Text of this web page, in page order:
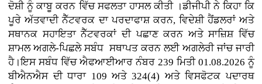
ਦੋਸ਼ੀ ਨੂੰ ਕਾਬੂ ਕਰਨ ਵਿੱਚ ਸਫਲਤਾ ਹਾਸਲ ਕੀਤੀ ।ਡੀਜੀਪੀ ਨੇ ਕਿਹਾ ਕਿ
ਪੂਰੇ ਅੱਤਵਾਦੀ ਨੈੱਟਵਰਕ ਦਾ ਪਰਦਾਫਾਸ਼ ਕਰਨ, ਵਿਦੇਸ਼ੀ ਹੈਂਡਲਰਾਂ ਅਤੇ
ਸਥਾਨਕ ਸਹਾਇਤਾ ਨੈੱਟਵਰਕਾਂ ਦੀ ਪਛਾਣ ਕਰਨ ਅਤੇ ਸਾਜ਼ਿਸ਼ ਵਿੱਚ
ਸ਼ਾਮਲ ਅਗਲੇ-ਪਿਛਲੇ ਸਬੰਧ ਸਥਾਪਤ ਕਰਨ ਲਈ ਅਗਲੇਰੀ ਜਾਂਚ ਜਾਰੀ
ਹੈ।ਇਸ ਸਬੰਧ ਵਿੱਚ ਐਫਆਈਆਰ ਨੰਬਰ 239 ਮਿਤੀ 01.08.2026 ਨੂੰ
ਬੀਐਨਐਸ ਦੀ ਧਾਰਾ 109 ਅਤੇ 324(4) ਅਤੇ ਵਿਸਫੋਟਕ ਪਦਾਰਥ